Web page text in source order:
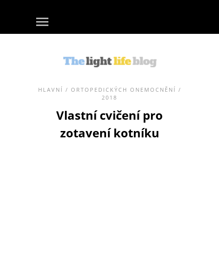
HLAVNÍ / ORTOPEDICKÝCH ONEMOCNĚNÍ /
2018
Vlastní cvičení pro
zotavení kotníku